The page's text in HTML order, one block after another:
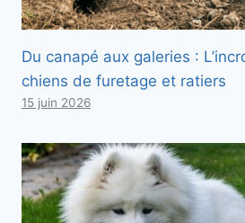
Du canapé aux galeries :
chiens de furetage et ratiers
15 juin 2026